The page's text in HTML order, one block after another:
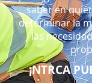
saber en
determinar la
las
¡NTRCA